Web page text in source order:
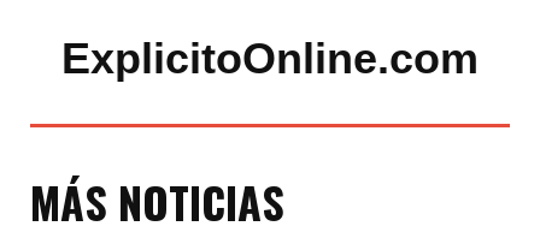
ExplicitoOnline.com
MÁS NOTICIAS